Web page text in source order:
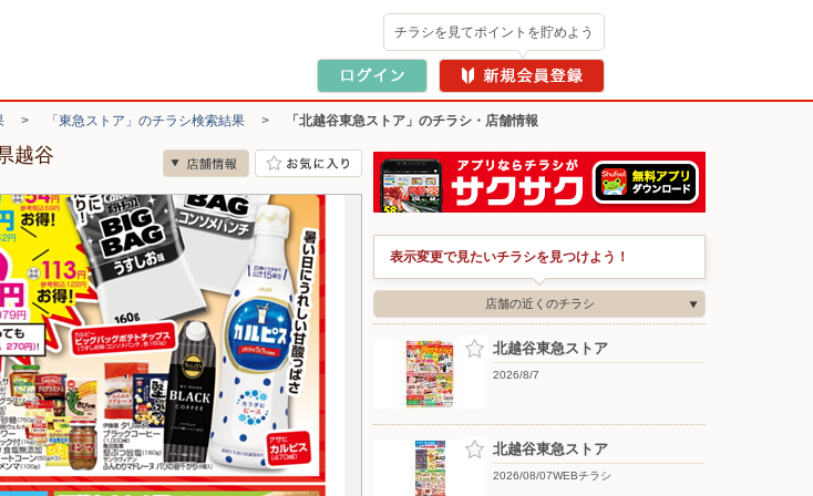
チラシを見てポイントを貯めよう
> 「東急ストア」のチラシ検索結果 > 「北越谷東急ストア」のチラシ・店舗情報
越谷
表示変更で見たいチラシを見つけよう！
店舗の近くのチラシ
北越谷東急ストア
2026/8/7
北越谷東急ストア
2026/08/07WEBチラシ